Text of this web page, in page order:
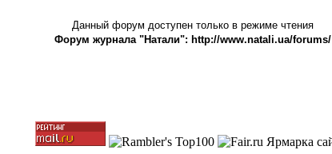
Данный форум доступен только в режиме чтения
Форум журнала "Натали": http://www.natali.ua/forums/